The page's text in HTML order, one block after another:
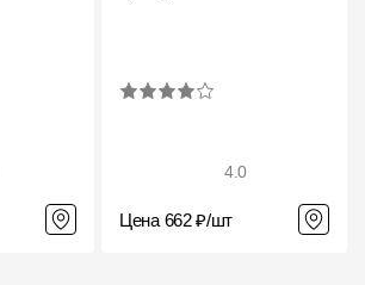
4.0
Цена 662 ₽/шт